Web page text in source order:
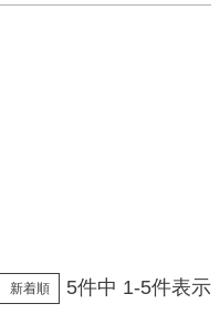
新着順 5件中 1-5件表示